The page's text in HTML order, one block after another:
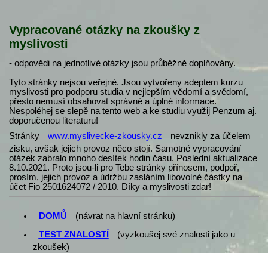
Vypracované otázky na zkoušky z
myslivosti
- odpovědi na jednotlivé otázky jsou průběžně doplňovány.
Tyto stránky nejsou veřejné. Jsou vytvořeny adeptem kurzu
myslivosti pro podporu studia v nejlepším vědomí a svědomí,
přesto nemusí obsahovat správné a úplné informace.
Nespoléhej se slepě na tento web a ke studiu využij Penzum aj.
doporučenou literaturu!
Stránky
www.myslivecke-zkousky.cz
nevznikly za účelem
zisku, avšak jejich provoz něco stojí. Samotné vypracování
otázek zabralo mnoho desítek hodin času. Poslední aktualizace
8.10.2021. Proto jsou-li pro Tebe stránky přínosem, podpoř,
prosím, jejich provoz a údržbu zasláním libovolné částky na
účet Fio 2501624072 / 2010. Díky a myslivosti zdar!
DOMŮ
(návrat na hlavní stránku)
TEST ZNALOSTÍ
(vyzkoušej své znalosti jako u
zkoušek)